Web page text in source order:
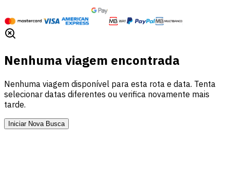
Nenhuma viagem encontrada
Nenhuma viagem disponível para esta rota e data. Tenta
selecionar datas diferentes ou verifica novamente mais
tarde.
Iniciar Nova Busca